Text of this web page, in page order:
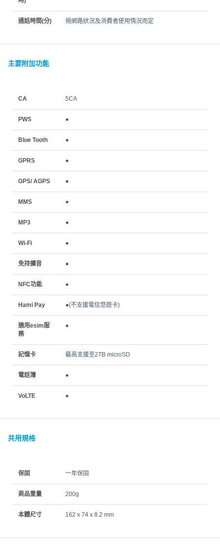
通話時間(分) 視網路狀況及消費者使用情況而定
主要附加功能
CA 5CA
PWS ●
Blue Tooth ●
GPRS ●
GPS/ AGPS ●
MMS ●
MP3 ●
Wi-Fi ●
免持擴音 ●
NFC功能 ●
Hami Pay ●(不支援電信悠遊卡)
適用esim服
務
●
記憶卡 最高支援至2TB microSD
電話簿 ●
VoLTE ●
共用規格
保固 一年保固
商品重量 200g
本體尺寸 162 x 74 x 8.2 mm